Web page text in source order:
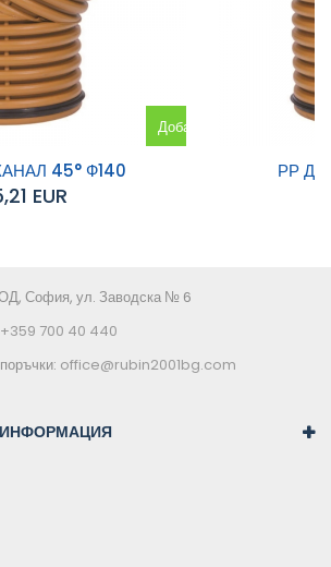
Добавяне
45° Ф140
EUR
РР
София, ул. Заводска № 6
+359 700 40 440
office@rubin2001bg.com